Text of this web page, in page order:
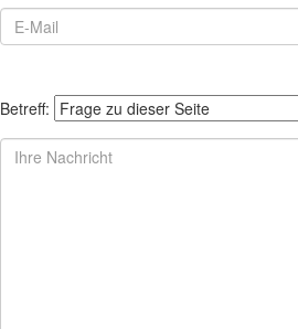
Betreff: